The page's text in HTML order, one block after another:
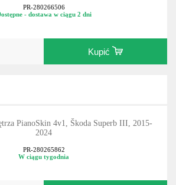
PR-280266506
- dostawa w ciągu 2 dni
Kupić
PianoSkin 4v1, Škoda Superb III, 2015-
2024
PR-280265862
W ciągu tygodnia